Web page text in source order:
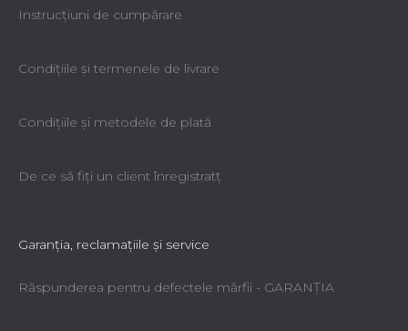
Instrucțiuni de cumpărare
Condiţiile şi termenele de livrare
Condiţiile şi metodele de plată
De ce să fiţi un client înregistratţ
Garanţia, reclamaţiile şi service
Răspunderea pentru defectele mărfii - GARANŢIA